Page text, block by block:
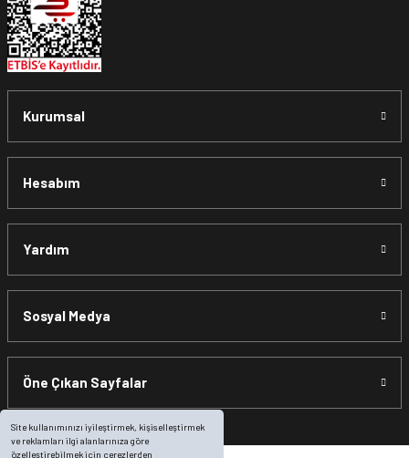
Site kullanımınızı iyileştirmek, kişiselleştirmek
ve reklamları ilgi alanlarınıza göre
özelleştirebilmek için çerezlerden
Kurumsal
Hesabım
Yardım
Sosyal Medya
Öne Çıkan Sayfalar